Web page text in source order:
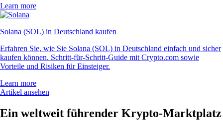
Learn more
Solana (SOL) in Deutschland kaufen
Erfahren Sie, wie Sie Solana (SOL) in Deutschland einfach und sicher
kaufen können. Schritt-für-Schritt-Guide mit Crypto.com sowie
Vorteile und Risiken für Einsteiger.
Learn more
Artikel ansehen
Ein weltweit führender Krypto-Marktplatz